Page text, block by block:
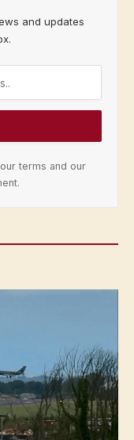
and updates
terms and our